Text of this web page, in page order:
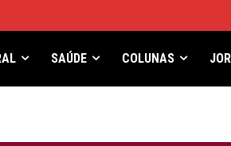
SAÚDE COLUNAS